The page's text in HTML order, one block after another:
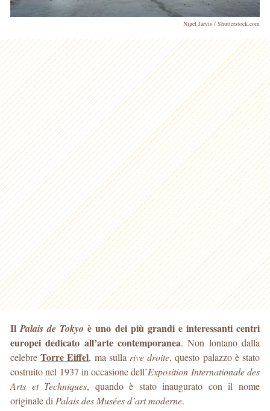
Nigel Jarvis / Shutterstock.com
IlPalais de Tokyo è uno dei più grandi e interessanti centri
europei dedicato all’arte contemporanea. Non lontano dalla
celebreTorre Eiffel, ma sulla rive droite, questo palazzo è stato
costruito nel 1937 in occasione dell’Exposition Internationale des
Arts et Techniques, quando è stato inaugurato con il nome
originale di Palais des Musées d’art moderne.